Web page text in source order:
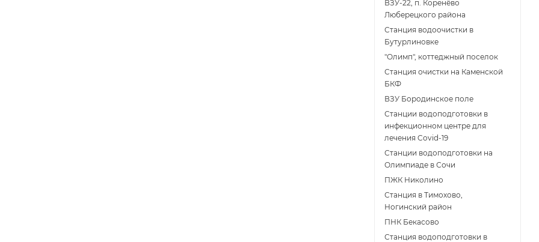
ВЗУ-22, п. Коренёво
Люберецкого района
Станция водоочистки в
Бутурлиновке
"Олимп", коттеджный поселок
Станция очистки на Каменской
БКФ
ВЗУ Бородинское поле
Станции водоподготовки в
инфекционном центре для
лечения Covid-19
Станции водоподготовки на
Олимпиаде в Сочи
ПЖК Николино
Станция в Тимохово,
Ногинский район
ПНК Бекасово
Станция водоподготовки в